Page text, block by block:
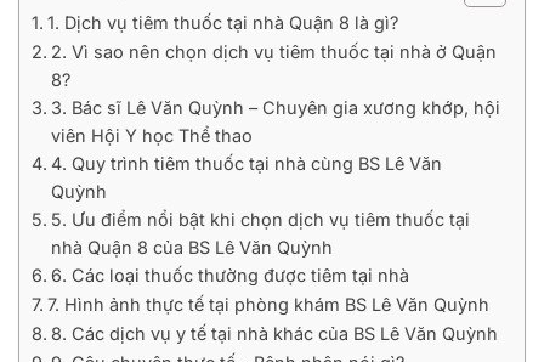
1. Dịch vụ tiêm thuốc tại nhà Quận 8 là gì?
2. Vì sao nên chọn dịch vụ tiêm thuốc tại nhà ở Quận
8?
3. Bác sĩ Lê Văn Quỳnh – Chuyên gia xương khớp, hội
viên Hội Y học Thể thao
4. Quy trình tiêm thuốc tại nhà cùng BS Lê Văn
Quỳnh
5. Ưu điểm nổi bật khi chọn dịch vụ tiêm thuốc tại
nhà Quận 8 của BS Lê Văn Quỳnh
6. Các loại thuốc thường được tiêm tại nhà
7. Hình ảnh thực tế tại phòng khám BS Lê Văn Quỳnh
8. Các dịch vụ y tế tại nhà khác của BS Lê Văn Quỳnh